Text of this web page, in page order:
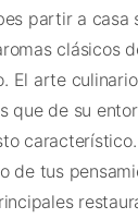
partir a casa
clásicos
El arte
que de su
de tus